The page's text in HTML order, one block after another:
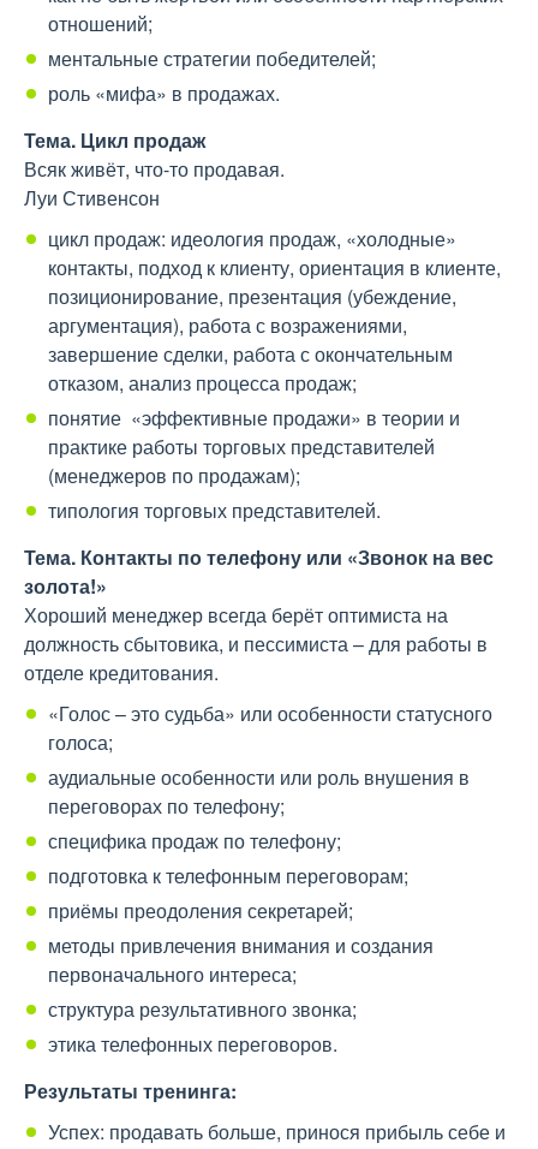
отношений;
ментальные стратегии победителей;
роль «мифа» в продажах.
Тема. Цикл продаж
Всяк живёт, что-то продавая.
Луи Стивенсон
цикл продаж: идеология продаж, «холодные»
контакты, подход к клиенту, ориентация в клиенте,
позиционирование, презентация (убеждение,
аргументация), работа с возражениями,
завершение сделки, работа с окончательным
отказом, анализ процесса продаж;
понятие «эффективные продажи» в теории и
практике работы торговых представителей
(менеджеров по продажам);
типология торговых представителей.
Тема. Контакты по телефону или «Звонок на вес
золота!»
Хороший менеджер всегда берёт оптимиста на
должность сбытовика, и пессимиста – для работы в
отделе кредитования.
«Голос – это судьба» или особенности статусного
голоса;
аудиальные особенности или роль внушения в
переговорах по телефону;
специфика продаж по телефону;
подготовка к телефонным переговорам;
приёмы преодоления секретарей;
методы привлечения внимания и создания
первоначального интереса;
структура результативного звонка;
этика телефонных переговоров.
Результаты тренинга:
Успех: продавать больше, принося прибыль себе и